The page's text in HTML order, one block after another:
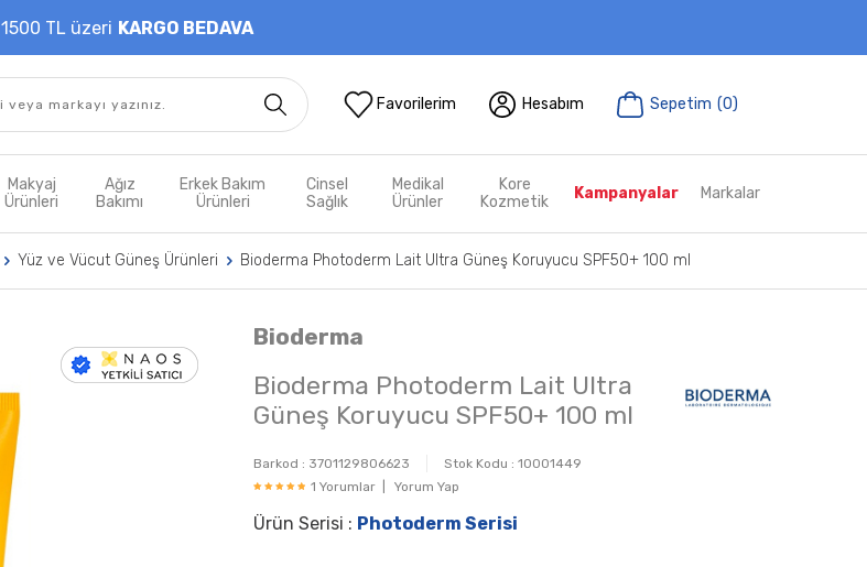
1500 TL üzeri KARGO BEDAVA
Favorilerim Hesabım Sepetim (0)
Makyaj
Ürünleri
Ağız
Bakımı
Erkek Bakım
Ürünleri
Cinsel
Sağlık
Medikal
Ürünler
Kore
Kozmetik
Kampanyalar Markalar
Yüz ve Vücut Güneş Ürünleri Bioderma Photoderm Lait Ultra Güneş Koruyucu SPF50+ 100 ml
Bioderma
Bioderma Photoderm Lait Ultra
Güneş Koruyucu SPF50+ 100 ml
Barkod : 3701129806623 Stok Kodu : 10001449
1 Yorumlar |
Yorum Yap
Ürün Serisi : Photoderm Serisi